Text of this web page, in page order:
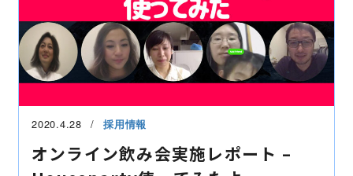
2020.4.28 採用情報
オンライン飲み会実施レポート –